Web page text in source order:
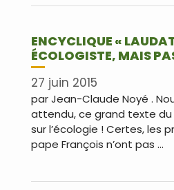
ENCYCLIQUE «
ÉCOLOGISTE, MAIS
27 juin 2015
par Jean-Claude Noyé .
attendu, ce grand texte
sur l’écologie ! Certes, les
pape François n’ont pas …